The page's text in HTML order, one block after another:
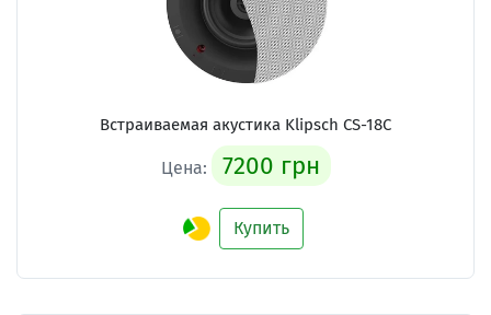
Встраиваемая акустика Klipsch CS-18C
Цена: 7200 грн
Купить